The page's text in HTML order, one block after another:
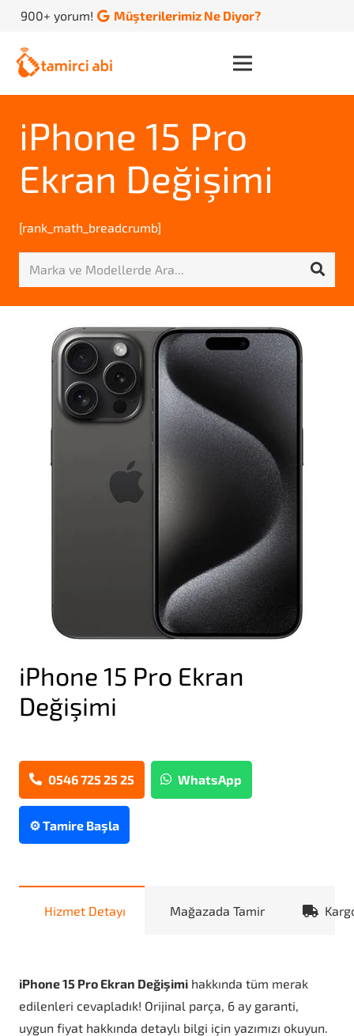
900+ yorum! Müşterilerimiz Ne Diyor?
iPhone 15 Pro
Ekran Değişimi
[rank_math_breadcrumb]
iPhone 15 Pro Ekran
Değişimi
0546 725 25 25 WhatsApp
⚙️ Tamire Başla
Hizmet Detayı Mağazada Tamir
iPhone 15 Pro Ekran Değişimi hakkında tüm merak
edilenleri cevapladık! Orijinal parça, 6 ay garanti,
uygun fiyat hakkında detaylı bilgi için yazımızı okuyun.